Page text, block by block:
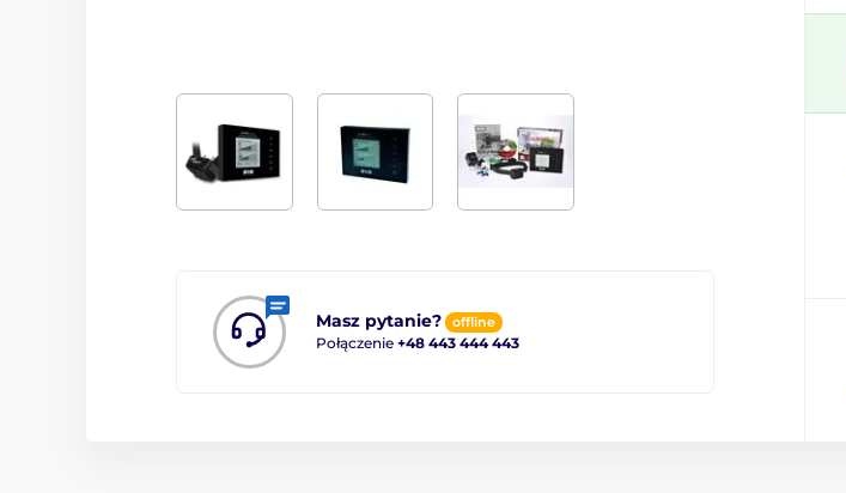
Masz pytanie? offline
Połączenie +48 443 444 443